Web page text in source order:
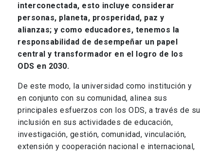
interconectada, esto incluye considerar
personas, planeta, prosperidad, paz y
alianzas; y como educadores, tenemos la
responsabilidad de desempeñar un papel
central y transformador en el logro de los
ODS en 2030.
De este modo, la universidad como institución y
en conjunto con su comunidad, alinea sus
principales esfuerzos con los ODS, a través de su
inclusión en sus actividades de educación,
investigación, gestión, comunidad, vinculación,
extensión y cooperación nacional e internacional,